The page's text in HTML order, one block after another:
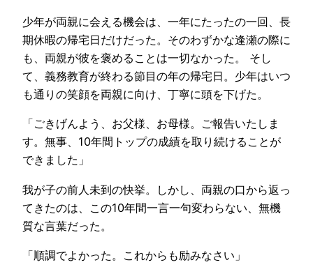
少年が両親に会える機会は、一年にたったの一回、長
期休暇の帰宅日だけだった。そのわずかな逢瀬の際に
も、両親が彼を褒めることは一切なかった。 そし
て、義務教育が終わる節目の年の帰宅日。少年はいつ
も通りの笑顔を両親に向け、丁寧に頭を下げた。
「ごきげんよう、お父様、お母様。ご報告いたしま
す。無事、10年間トップの成績を取り続けることが
できました」
我が子の前人未到の快挙。しかし、両親の口から返っ
てきたのは、この10年間一言一句変わらない、無機
質な言葉だった。
「順調でよかった。これからも励みなさい」